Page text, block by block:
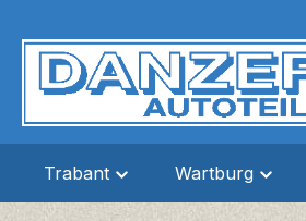
Trabant Wartburg